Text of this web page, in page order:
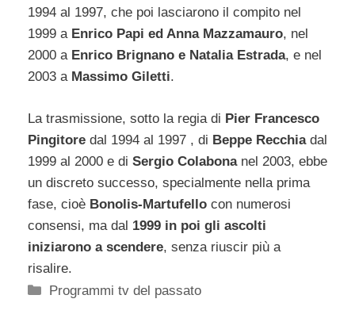
1994 al 1997, che poi lasciarono il compito nel
1999 a Enrico Papi ed Anna Mazzamauro, nel
2000 a Enrico Brignano e Natalia Estrada, e nel
2003 a Massimo Giletti.
La trasmissione, sotto la regia di Pier Francesco
Pingitore dal 1994 al 1997 , di Beppe Recchiadal
1999 al 2000 e di Sergio Colabonanel 2003, ebbe
un discreto successo, specialmente nella prima
fase, cioè Bonolis-Martufello con numerosi
consensi, ma dal 1999 in poi gli ascolti
iniziarono a scendere, senza riuscir più a
risalire.
Categorie
Programmi tv del passato